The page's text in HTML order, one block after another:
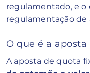
regulamentado, e o
regulamentação de
O que é a aposta
A aposta de quota